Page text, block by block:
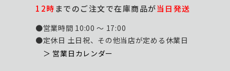
12時までのご注文で在庫商品が当日発送
●営業時間 10:00 ～ 17:00
●定休日 土日祝、その他当店が定める休業日
＞ 営業日カレンダー